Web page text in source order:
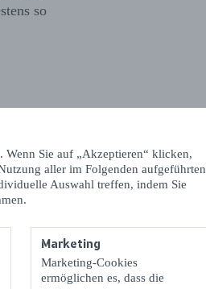
Wenn Sie auf „Akzeptieren“ klicken,
aller im Folgenden aufgeführten
Auswahl treffen, indem Sie
Marketing
Marketing-Cookies
ermöglichen es, dass die
so